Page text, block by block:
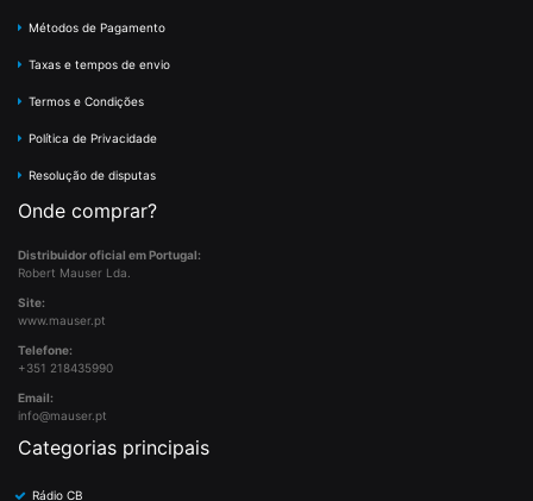
Métodos de Pagamento
Taxas e tempos de envio
Termos e Condições
Política de Privacidade
Resolução de disputas
Onde comprar?
Distribuidor oficial em Portugal:
Robert Mauser Lda.
Site:
www.mauser.pt
Telefone:
+351 218435990
Email:
info@mauser.pt
Categorias principais
Rádio CB